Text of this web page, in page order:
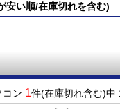
安い順/在庫切れを含む)
コン 1件(在庫切れ含む)中